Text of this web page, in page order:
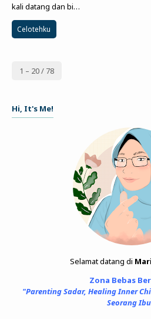
kali datang dan bi…
Celotehku
1 – 20 / 78
Hi, It's Me!
Selamat datang di
Zona Bebas
"Parenting Sadar, Healing Inner
Seorang